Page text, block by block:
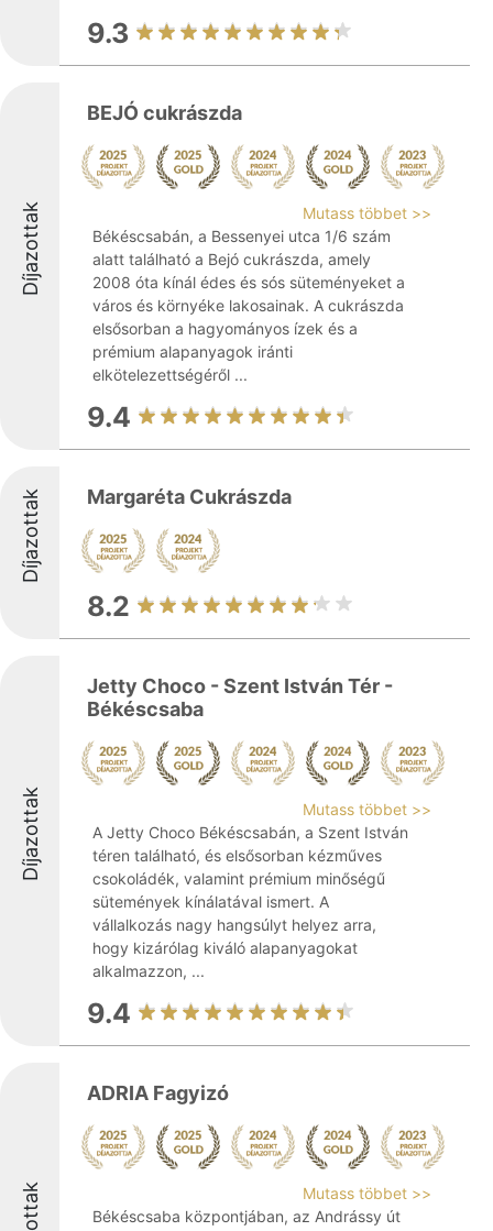
9.3
Díjazottak
BEJÓ cukrászda
Mutass többet >>
Békéscsabán, a Bessenyei utca 1/6 szám
alatt található a Bejó cukrászda, amely
2008 óta kínál édes és sós süteményeket a
város és környéke lakosainak. A cukrászda
elsősorban a hagyományos ízek és a
prémium alapanyagok iránti
elkötelezettségéről ...
9.4
Díjazottak Margaréta Cukrászda
8.2
Díjazottak
Jetty Choco - Szent István Tér -
Békéscsaba
Mutass többet >>
A Jetty Choco Békéscsabán, a Szent István
téren található, és elsősorban kézműves
csokoládék, valamint prémium minőségű
sütemények kínálatával ismert. A
vállalkozás nagy hangsúlyt helyez arra,
hogy kizárólag kiváló alapanyagokat
alkalmazzon, ...
9.4
ADRIA Fagyizó
Mutass többet >>
Békéscsaba központjában, az Andrássy út